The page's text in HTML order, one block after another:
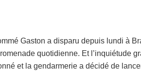
Gaston a disparu depuis lundi à
quotidienne. Et l’inquiétude
et la gendarmerie a décidé de